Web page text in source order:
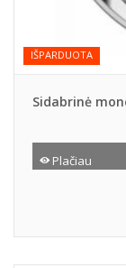
IŠPARDUOTA
Sidabrinė
Plačiau